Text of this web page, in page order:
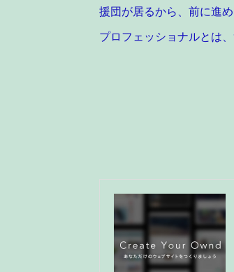
援団が居るから、前に進
プロフェッショナルとは